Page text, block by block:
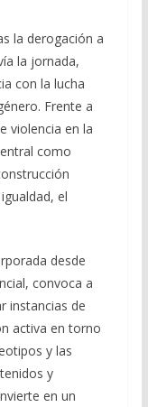
la derogación a
la jornada,
con la lucha
Frente a
violencia en la
como
el
desde
convoca a
instancias de
activa en torno
y las
y
en un